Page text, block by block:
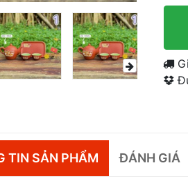
TIN SẢN PHẨM ĐÁNH GIÁ